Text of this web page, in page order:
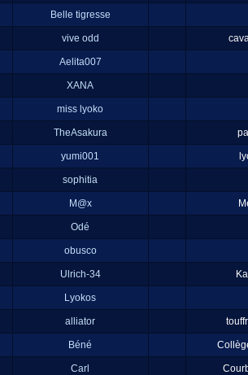
Belle tigresse
vive odd
Aelita007
XANA
miss lyoko
TheAsakura
yumi001
sophitia
M@x
Odé
obusco
Ulrich-34
Lyokos
alliator
Béné
Carl